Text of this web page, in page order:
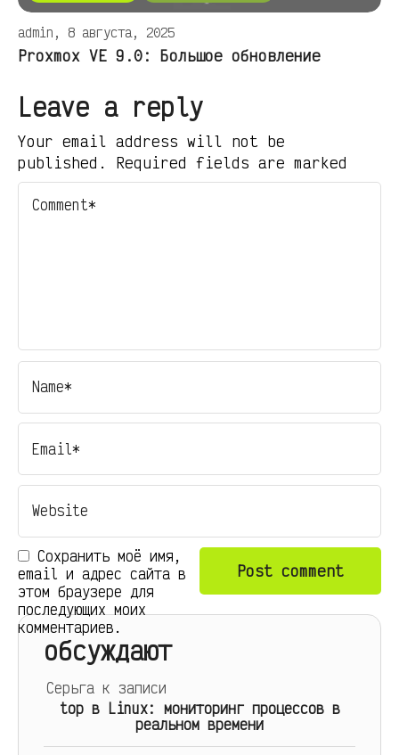
admin, 8 августа, 2025
Proxmox VE 9.0: Большое обновление
Leave a reply
Your email address will not be
published. Required fields are marked
Сохранить моё имя,
email и адрес сайта в
этом браузере для
последующих моих
комментариев.
обсуждают
Серьгак записи
top в Linux: мониторинг процессов в
реальном времени